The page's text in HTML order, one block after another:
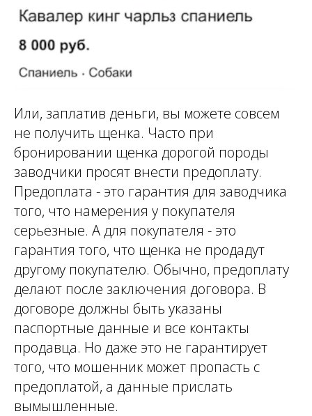
Или, заплатив деньги, вы можете совсем
не получить щенка. Часто при
бронировании щенка дорогой породы
заводчики просят внести предоплату.
Предоплата - это гарантия для заводчика
того, что намерения у покупателя
серьезные. А для покупателя - это
гарантия того, что щенка не продадут
другому покупателю. Обычно, предоплату
делают после заключения договора. В
договоре должны быть указаны
паспортные данные и все контакты
продавца. Но даже это не гарантирует
того, что мошенник может пропасть с
предоплатой, а данные прислать
вымышленные.